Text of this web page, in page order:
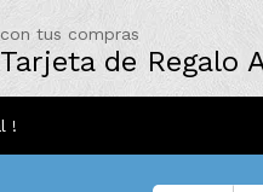
con tus compras
Tarjeta de Regalo
!